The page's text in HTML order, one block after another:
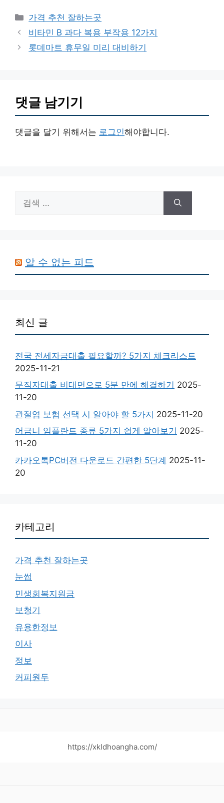
카
테
리
가격 추천 잘하는곳
비타민 B 과다 복용 부작용 12가지
롯데마트 휴무일 미리 대비하기
댓글 남기기
댓글을 달기 위해서는 로그인해야합니다.
색:
알 수 없는 피드
최신 글
전국 전세자금대출 필요할까? 5가지 체크리스트
2025-11-21
무직자대출 비대면으로 5분 만에 해결하기 2025-
11-20
관절염 보험 선택 시 알아야 할 5가지 2025-11-20
어금니 임플란트 종류 5가지 쉽게 알아보기 2025-
11-20
카카오톡PC버전 다운로드 간편한 5단계 2025-11-
20
카테고리
가격 추천 잘하는곳
눈썹
민생회복지원금
보청기
유용한정보
이사
정보
커피원두
https://xkldhoangha.com/